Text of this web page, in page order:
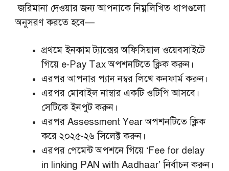
জরিমানা দেওয়ার জন্য আপনাকে নিম্নলিখিত ধাপগুলো
অনুসরণ করতে হবে—
প্রথমে ইনকাম ট্যাক্সের অফিসিয়াল ওয়েবসাইটে
গিয়ে e-Pay Tax অপশনটিতে ক্লিক করুন।
এরপর আপনার প্যান নম্বর লিখে কনফার্ম করুন।
এরপর মোবাইল নাম্বার একটি ওটিপি আসবে।
সেটিকে ইনপুট করুন।
এরপর Assessment Year অপশনটিতে ক্লিক
করে ২০২৫-২৬ সিলেক্ট করুন।
এরপর পেমেন্ট অপশনে গিয়ে ‘Fee for delay
in linking PAN with Aadhaar’ নির্বাচন করুন।